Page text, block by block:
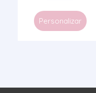
Personalizar